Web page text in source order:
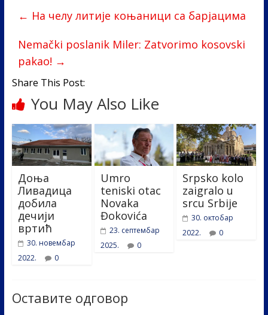
o
o
k
dI
n
← На челу литије коњаници са барјацима
Nemački poslanik Miler: Zatvorimo kosovski
pakao! →
Share This Post:
You May Also Like
Доња
Ливадица
добила
дечији
вртић
30. новембар
2022.
0
Umro
teniski otac
Novaka
Đokovića
23. септембар
2025.
0
Srpsko kolo
zaigralo u
srcu Srbije
30. октобар
2022.
0
Оставите одговор